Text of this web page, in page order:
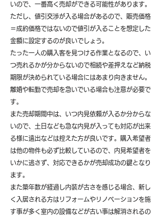
いので、一番高く売却ができる可能性があります。
ただし、値引交渉が入る場合があるので、販売価格
＝成約価格ではないので値引が入ることを想定した
金額に設定するのが良いでしょう。
たった一人の購入客を見つける作業となるので、い
つ売れるかが分からないので相続や差押えなど納税
期限が決められている場合にはあまり向きません。
離婚や転勤で売却を急いでいる場合も注意が必要で
す。
また売却期間中は、いつ内見依頼が入るか分からな
いので、土日なども急な内見が入っても対応が出来
る様に遠出などは控えた方が良いです。購入希望者
は他の物件も必ず比較しているので、内見希望者を
いかに逃さず、対応できるかが売却成功の鍵となり
ます。
また築年数が経過し内装が古さを感じる場合、新し
く入居される方はリフォームやリノベーションを施
す事が多く室内の設備などが古い事は解消されるの